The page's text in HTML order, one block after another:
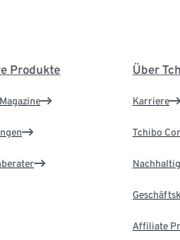
Produkte Über
Karriere
Tchibo
Affiliate